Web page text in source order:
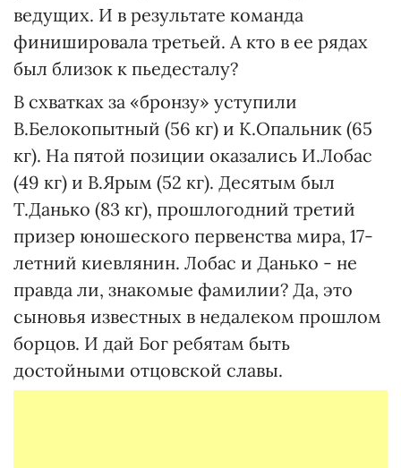
ведущих. И в результате команда
финишировала третьей. А кто в ее рядах
был близок к пьедесталу?
В схватках за «бронзу» уступили
В.Белокопытный (56 кг) и К.Опальник (65
кг). На пятой позиции оказались И.Лобас
(49 кг) и В.Ярым (52 кг). Десятым был
Т.Данько (83 кг), прошлогодний третий
призер юношеского первенства мира, 17-
летний киевлянин. Лобас и Данько - не
правда ли, знакомые фамилии? Да, это
сыновья известных в недалеком прошлом
борцов. И дай Бог ребятам быть
достойными отцовской славы.